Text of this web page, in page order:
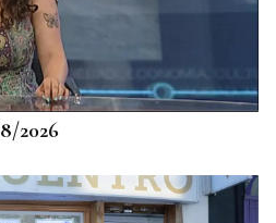
2026